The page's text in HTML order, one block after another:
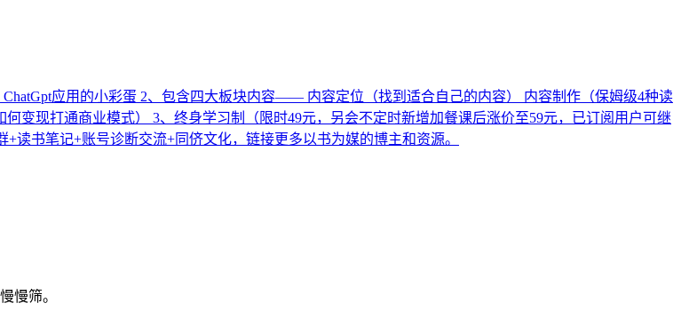
应用的小彩蛋 2、包含四大板块内容—— 内容定位（找到适合自己的内容） 内容制作（保姆级4种读
变现打通商业模式） 3、终身学习制（限时49元，另会不定时新增加餐课后涨价至59元，已订阅用户可继
读书笔记+账号诊断交流+同侪文化，链接更多以书为媒的博主和资源。
慢筛。